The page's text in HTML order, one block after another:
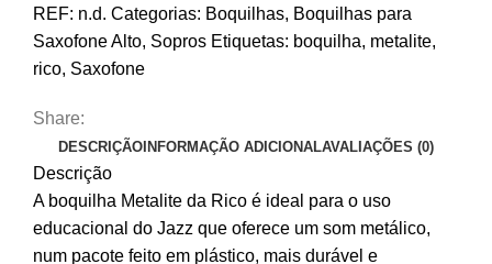
Alto
Rico
Metalite
REF: n.d. Categorias: Boquilhas, Boquilhas para
Saxofone Alto, Sopros Etiquetas: boquilha, metalite,
rico, Saxofone
Share:
DESCRIÇÃOINFORMAÇÃO ADICIONALAVALIAÇÕES (0)
Descrição
A boquilha Metalite da Rico é ideal para o uso
educacional do Jazz que oferece um som metálico,
num pacote feito em plástico, mais durável e